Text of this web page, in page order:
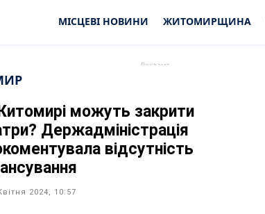
МІСЦЕВІ НОВИНИ ЖИТОМИРЩИНА
можуть закрити
Держадміністрація
відсутність
2024, 10:57